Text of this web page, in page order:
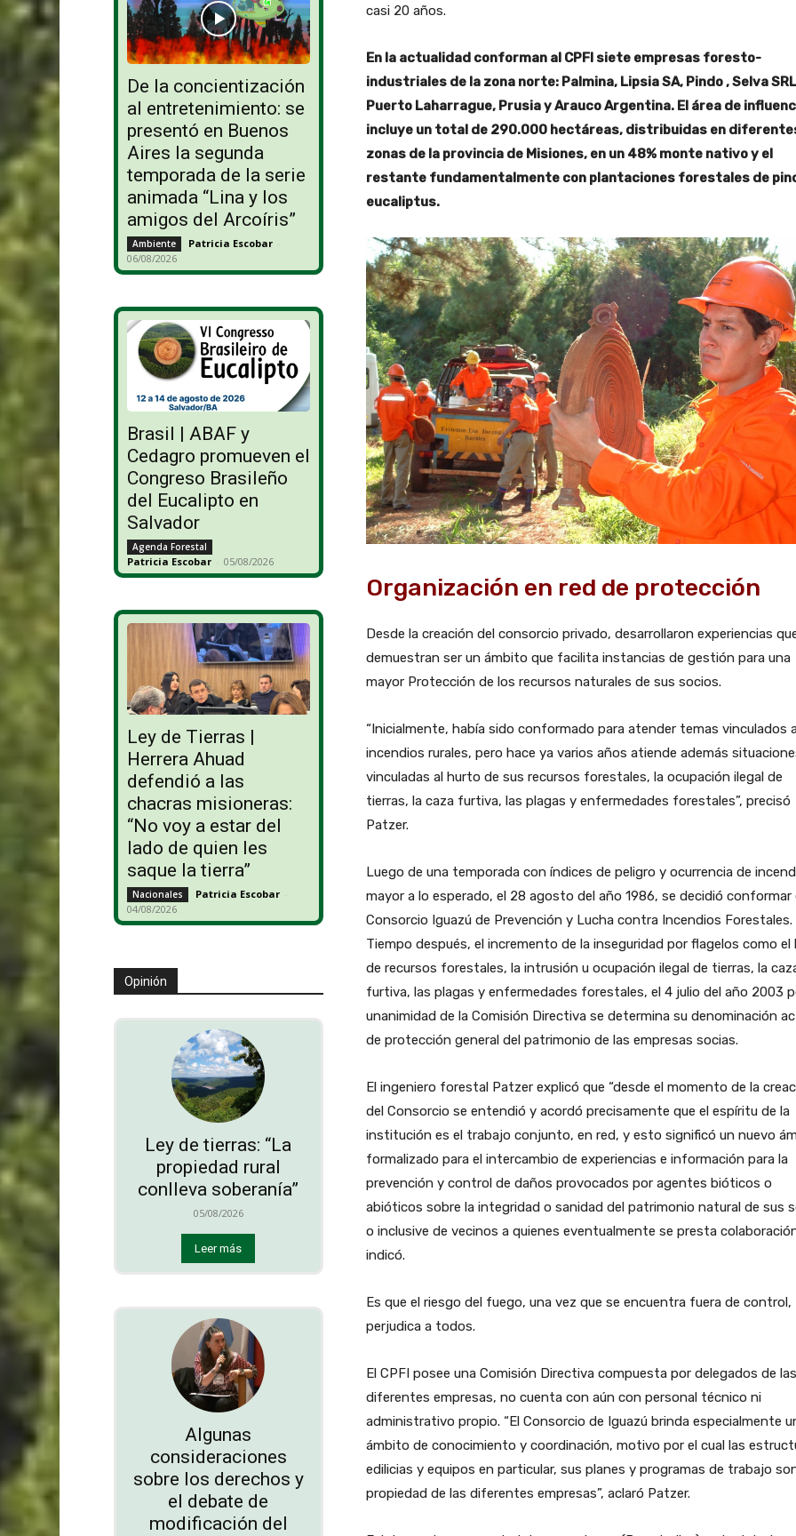
De la concientización
al entretenimiento: se
presentó en Buenos
Aires la segunda
temporada de la serie
animada “Lina y los
amigos del Arcoíris”
Ambiente Patricia Escobar -
06/08/2026
Brasil | ABAF y
Cedagro promueven el
Congreso Brasileño
del Eucalipto en
Salvador
Agenda Forestal
Patricia Escobar - 05/08/2026
Ley de Tierras |
Herrera Ahuad
defendió a las
chacras misioneras:
“No voy a estar del
lado de quien les
saque la tierra”
Nacionales Patricia Escobar -
04/08/2026
Opinión
Ley de tierras: “La
propiedad rural
conlleva soberanía”
05/08/2026
Leer más
Algunas
consideraciones
sobre los derechos y
el debate de
modificación del
casi 20 años.
En la actualidad conforman al CPFI siete empresas foresto-
industriales de la zona norte: Palmina, Lipsia SA, Pindo , Selva
Puerto Laharrague, Prusia y Arauco Argentina. El área de
incluye un total de 290.000 hectáreas, distribuidas en
zonas de la provincia de Misiones, en un 48% monte nativo y el
restante fundamentalmente con plantaciones forestales de
eucaliptus.
Organización en red de protección
Desde la creación del consorcio privado, desarrollaron experiencias
demuestran ser un ámbito que facilita instancias de gestión para una
mayor Protección de los recursos naturales de sus socios.
“Inicialmente, había sido conformado para atender temas vinculados
incendios rurales, pero hace ya varios años atiende además
vinculadas al hurto de sus recursos forestales, la ocupación ilegal de
tierras, la caza furtiva, las plagas y enfermedades forestales”, precisó
Patzer.
Luego de una temporada con índices de peligro y ocurrencia de
mayor a lo esperado, el 28 agosto del año 1986, se decidió conformar
Consorcio Iguazú de Prevención y Lucha contra Incendios Forestales.
Tiempo después, el incremento de la inseguridad por flagelos como el
de recursos forestales, la intrusión u ocupación ilegal de tierras, la
furtiva, las plagas y enfermedades forestales, el 4 julio del año 2003
unanimidad de la Comisión Directiva se determina su denominación
de protección general del patrimonio de las empresas socias.
El ingeniero forestal Patzer explicó que “desde el momento de la
del Consorcio se entendió y acordó precisamente que el espíritu de la
institución es el trabajo conjunto, en red, y esto significó un nuevo
formalizado para el intercambio de experiencias e información para la
prevención y control de daños provocados por agentes bióticos o
abióticos sobre la integridad o sanidad del patrimonio natural de sus
o inclusive de vecinos a quienes eventualmente se presta
indicó.
Es que el riesgo del fuego, una vez que se encuentra fuera de control,
perjudica a todos.
El CPFI posee una Comisión Directiva compuesta por delegados de las
diferentes empresas, no cuenta con aún con personal técnico ni
administrativo propio. “El Consorcio de Iguazú brinda especialmente
ámbito de conocimiento y coordinación, motivo por el cual las
edilicias y equipos en particular, sus planes y programas de trabajo
propiedad de las diferentes empresas”, aclaró Patzer.